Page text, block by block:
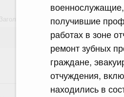
получившие
работах в зоне
ремонт зубных
граждане,
отчуждения,
находились в
Заголовок или текст документа